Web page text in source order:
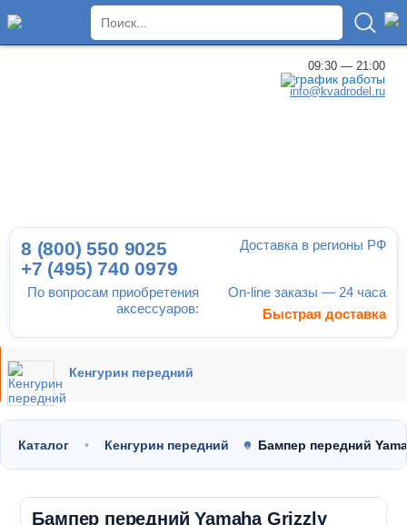
09:30 — 21:00
info@kvadrodel.ru
По вопросам приобретения
аксессуаров:
8 (800) 550 9025
+7 (495) 740 0979
Доставка в регионы РФ
On-line заказы — 24 часа
Быстрая доставка
Кенгурин передний
Каталог Кенгурин передний Бампер передний
Бампер передний Yamaha Grizzly
×